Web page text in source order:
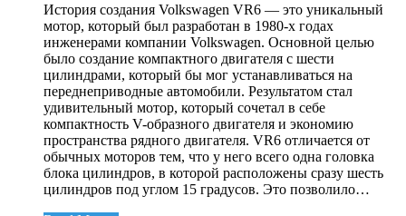
История создания Volkswagen VR6 — это уникальный
мотор, который был разработан в 1980-х годах
инженерами компании Volkswagen. Основной целью
было создание компактного двигателя с шести
цилиндрами, который бы мог устанавливаться на
переднеприводные автомобили. Результатом стал
удивительный мотор, который сочетал в себе
компактность V-образного двигателя и экономию
пространства рядного двигателя. VR6 отличается от
обычных моторов тем, что у него всего одна головка
блока цилиндров, в которой расположены сразу шесть
цилиндров под углом 15 градусов. Это позволило…